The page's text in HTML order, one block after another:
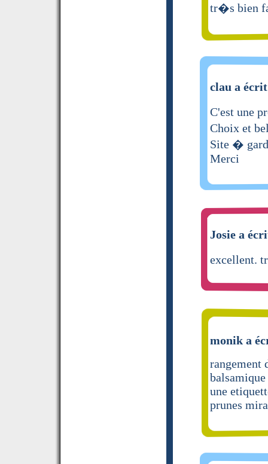
tr�s bien
clau a
C'est une
Choix et
Site �
Merci
Josie a
excellent.
monik a
rangement
une
prunes